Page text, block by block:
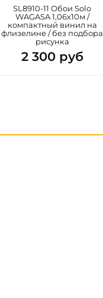
SL8910-11 Обои Solo
WAGASA 1,06х10м /
компактный винил на
флизелине / без подбора
рисунка
2 300 руб